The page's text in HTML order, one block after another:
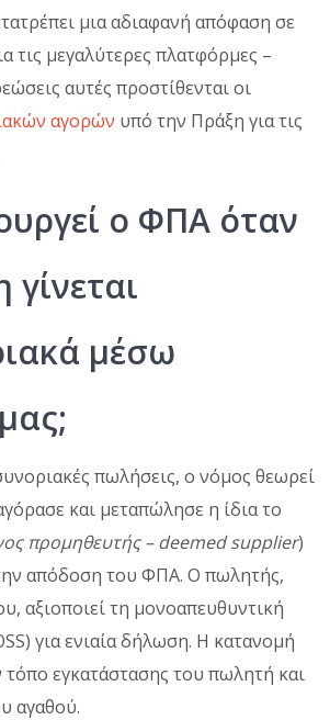
μια αδιαφανή απόφαση σε
τις μεγαλύτερες πλατφόρμες –
αυτές προστίθενται οι
αγορών υπό την Πράξη για τις
ο ΦΠΑ όταν
μέσω
πωλήσεις, ο νόμος θεωρεί
και μεταπώλησε η ίδια το
προμηθευτής – deemed supplier)
απόδοση του ΦΠΑ. Ο πωλητής,
αξιοποιεί τη μονοαπευθυντική
για ενιαία δήλωση. Η κατανομή
τόπο εγκατάστασης του πωλητή και
αγαθού.